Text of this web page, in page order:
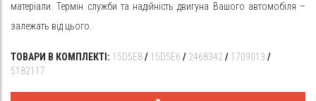
матеріали. Термін служби та надійність двигуна Вашого автомобіля –
залежать від цього.
ТОВАРИ В КОМПЛЕКТІ: 15D5E8/ 15D5E6 / 2468342 / 1709013 /
5182117